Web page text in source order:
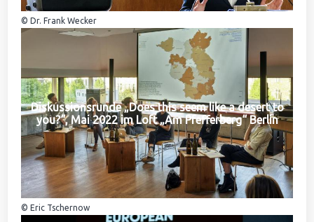
© Dr. Frank Wecker
Diskussionsrunde „Does this seem like a desert to
you?“, Mai 2022 im Loft „Am Pfefferberg“ Berlin
© Eric Tschernow